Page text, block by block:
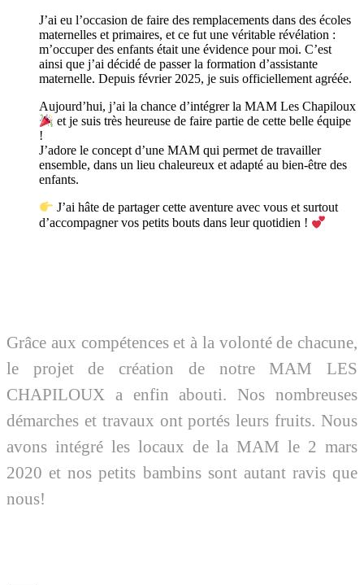
J’ai eu l’occasion de faire des remplacements dans des écoles
maternelles et primaires, et ce fut une véritable révélation :
m’occuper des enfants était une évidence pour moi. C’est
ainsi que j’ai décidé de passer la formation d’assistante
maternelle. Depuis février 2025, je suis officiellement agréée.
Aujourd’hui, j’ai la chance d’intégrer la MAM Les Chapiloux
et je suis très heureuse de faire partie de cette belle équipe
!
J’adore le concept d’une MAM qui permet de travailler
ensemble, dans un lieu chaleureux et adapté au bien-être des
enfants.
J’ai hâte de partager cette aventure avec vous et surtout
d’accompagner vos petits bouts dans leur quotidien !
Grâce aux compétences et à la volonté de chacune,
le projet de création de notre MAM LES
CHAPILOUX a enfin abouti. Nos nombreuses
démarches et travaux ont portés leurs fruits. Nous
avons intégré les locaux de la MAM le 2 mars
2020 et nos petits bambins sont autant ravis que
nous!